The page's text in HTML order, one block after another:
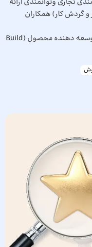
و گردش کار) همکاران
شرکت فراسامانه فرسان، بعنوان شریک توسعه دهنده محصول (Build